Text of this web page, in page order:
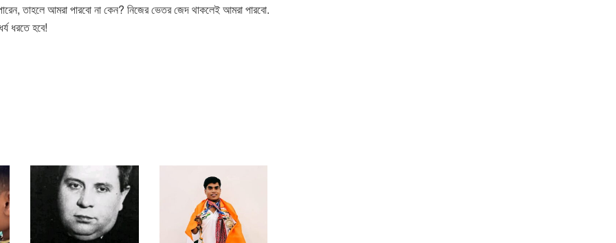
তাহলে আমরা পারবো না কেন? নিজের ভেতর জেদ থাকলেই আমরা পারবো.
ধরতে হবে!